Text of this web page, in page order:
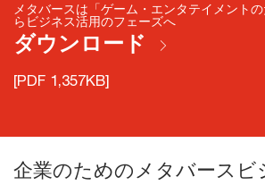
メタバースは「ゲーム・エンタテイメント
らビジネス活用のフェーズへ
ダウンロード
[PDF 1,357KB]
企業のためのメタバースビ